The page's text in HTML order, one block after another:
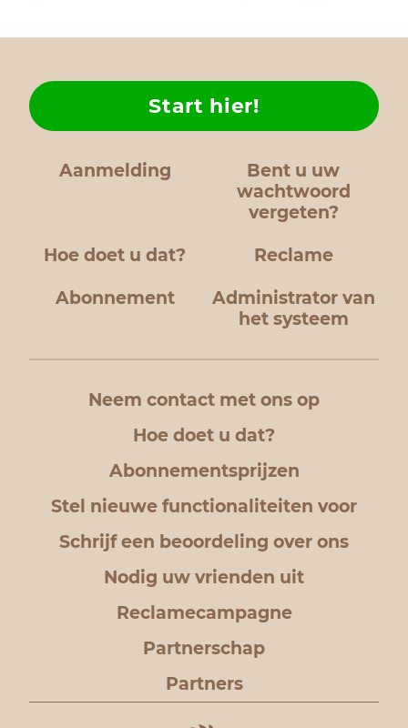
Aanmelding
Bent u uw
wachtwoord
vergeten?
Hoe doet u dat?
Start hier!
Reclame
Abonnement
Administrator van
het systeem
Neem contact met ons op
Hoe doet u dat?
Abonnementsprijzen
Stel nieuwe functionaliteiten voor
Schrijf een beoordeling over ons
Nodig uw vrienden uit
Reclamecampagne
Partnerschap
Partners